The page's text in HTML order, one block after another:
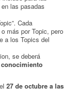
las pasadas
Cada
más por Topic, pero
a los Topics del
se deberá
27 de octubre a las